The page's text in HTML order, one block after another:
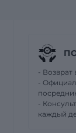
- Возврат
-
-
каждый